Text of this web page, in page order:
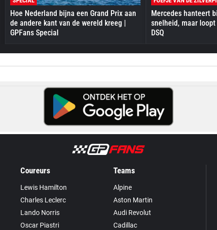
Hoe Nederland bijna een Grand Prix aan
de andere kant van de wereld kreeg |
GPFans Special
Mercedes hanteert
snelheid, maar
DSQ
Coureurs
Lewis Hamilton
Charles Leclerc
Lando Norris
Oscar Piastri
Teams
Alpine
Aston Martin
Audi Revolut
Cadillac